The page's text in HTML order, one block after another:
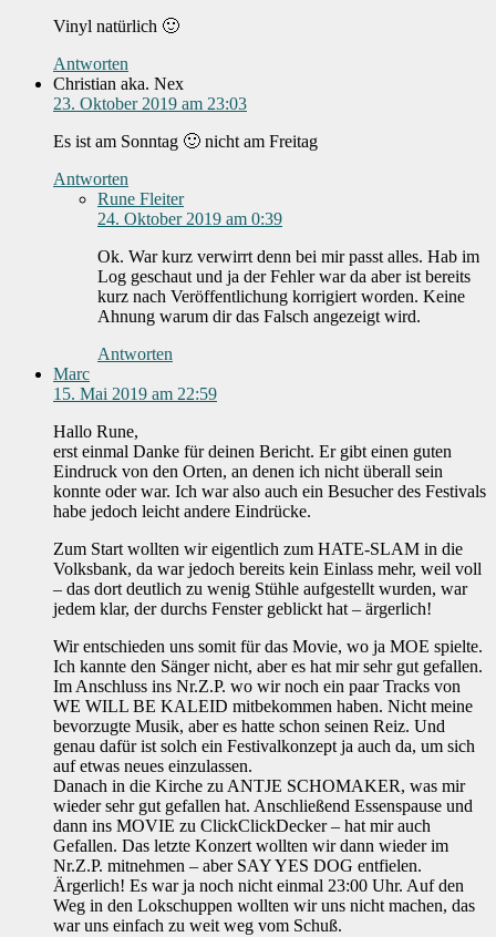
Vinyl natürlich 🙂
Antworten
Christian aka. Nex
23. Oktober 2019 am 23:03
Es ist am Sonntag 🙂 nicht am Freitag
Antworten
Rune Fleiter
24. Oktober 2019 am 0:39
Ok. War kurz verwirrt denn bei mir passt alles. Hab im
Log geschaut und ja der Fehler war da aber ist bereits
kurz nach Veröffentlichung korrigiert worden. Keine
Ahnung warum dir das Falsch angezeigt wird.
Antworten
Marc
15. Mai 2019 am 22:59
Hallo Rune,
erst einmal Danke für deinen Bericht. Er gibt einen guten
Eindruck von den Orten, an denen ich nicht überall sein
konnte oder war. Ich war also auch ein Besucher des Festivals
habe jedoch leicht andere Eindrücke.
Zum Start wollten wir eigentlich zum HATE-SLAM in die
Volksbank, da war jedoch bereits kein Einlass mehr, weil voll
– das dort deutlich zu wenig Stühle aufgestellt wurden, war
jedem klar, der durchs Fenster geblickt hat – ärgerlich!
Wir entschieden uns somit für das Movie, wo ja MOE spielte.
Ich kannte den Sänger nicht, aber es hat mir sehr gut gefallen.
Im Anschluss ins Nr.Z.P. wo wir noch ein paar Tracks von
WE WILL BE KALEID mitbekommen haben. Nicht meine
bevorzugte Musik, aber es hatte schon seinen Reiz. Und
genau dafür ist solch ein Festivalkonzept ja auch da, um sich
auf etwas neues einzulassen.
Danach in die Kirche zu ANTJE SCHOMAKER, was mir
wieder sehr gut gefallen hat. Anschließend Essenspause und
dann ins MOVIE zu ClickClickDecker – hat mir auch
Gefallen. Das letzte Konzert wollten wir dann wieder im
Nr.Z.P. mitnehmen – aber SAY YES DOG entfielen.
Ärgerlich! Es war ja noch nicht einmal 23:00 Uhr. Auf den
Weg in den Lokschuppen wollten wir uns nicht machen, das
war uns einfach zu weit weg vom Schuß.